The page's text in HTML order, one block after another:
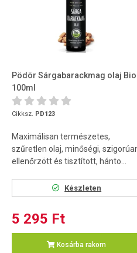
Pödör Sárgabarackmag olaj Bio
100ml
Cikksz. PD123
Maximálisan természetes,
szűretlen olaj, minőségi,
ellenőrzött és tisztított, hánto...
Készleten
5 295 Ft
Kosárba rakom